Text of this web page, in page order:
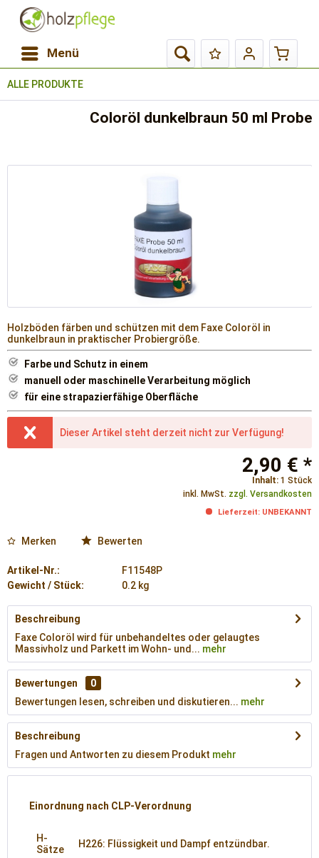
Menü
ALLE PRODUKTE
Coloröl dunkelbraun 50 ml Probe
Holzböden färben und schützen mit dem Faxe Coloröl in
dunkelbraun in praktischer Probiergröße.
Farbe und Schutz in einem
manuell oder maschinelle Verarbeitung möglich
für eine strapazierfähige Oberfläche
Dieser Artikel steht derzeit nicht zur Verfügung!
2,90 € *
Inhalt: 1 Stück
inkl. MwSt. zzgl. Versandkosten
Lieferzeit: UNBEKANNT
Merken Bewerten
Artikel-Nr.:
F11548P
Gewicht / Stück:
0.2 kg
Beschreibung
Faxe Coloröl wird für unbehandeltes oder gelaugtes
Massivholz und Parkett im Wohn- und... mehr
Bewertungen
0
Bewertungen lesen, schreiben und diskutieren... mehr
Beschreibung
Fragen und Antworten zu diesem Produkt mehr
Einordnung nach CLP-Verordnung
H-
Sätze
H226: Flüssigkeit und Dampf entzündbar.